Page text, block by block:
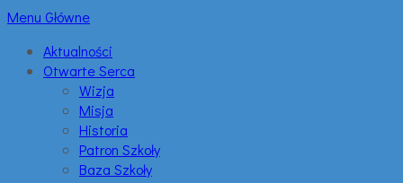
Menu Główne
Aktualności
Otwarte Serca
Wizja
Misja
Historia
Patron Szkoły
Baza Szkoły